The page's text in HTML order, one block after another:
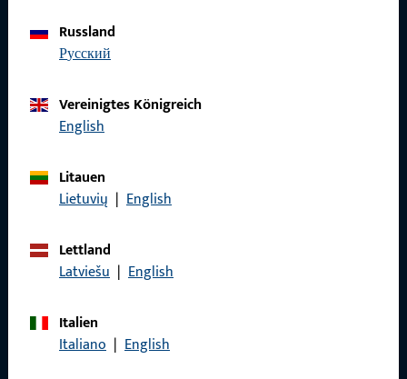
Russland
русский
Vereinigtes Königreich
English
Litauen
Lietuvių | English
Lettland
Latviešu | English
Italien
Italiano | EnglishProduktkatalog